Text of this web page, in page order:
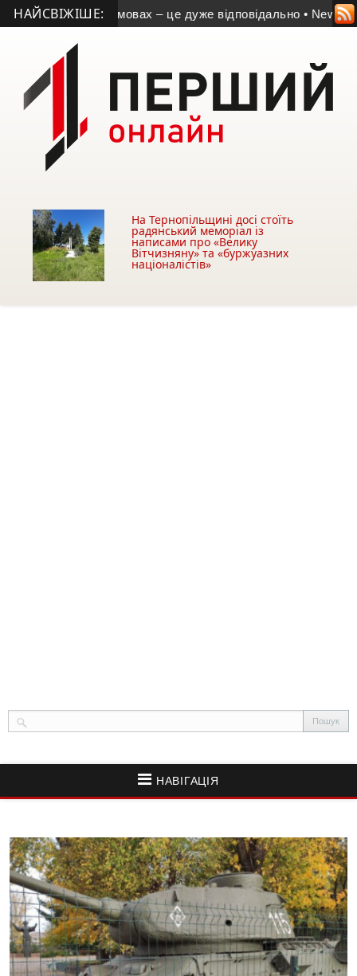
НАЙСВІЖІШЕ:умовах – це дуже відповідально • New Brain:
На Тернопільщині досі стоїть
радянський меморіал із
написами про «Велику
Вітчизняну» та «буржуазних
націоналістів»
НАВІГАЦІЯ